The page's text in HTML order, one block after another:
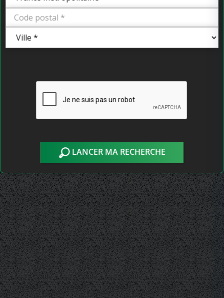
LANCER MA RECHERCHE